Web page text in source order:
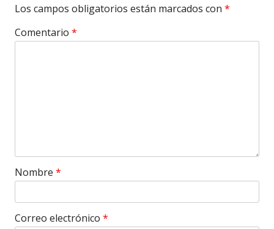
Los campos obligatorios están marcados con *
Comentario *
Nombre *
Correo electrónico *